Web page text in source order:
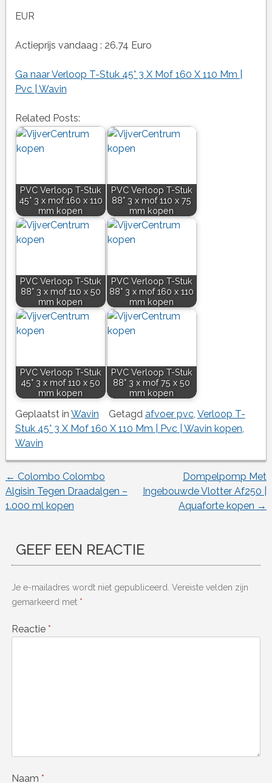
EUR
Actieprijs vandaag : 26.74 Euro
Ga naar Verloop T-Stuk 45° 3 X Mof 160 X 110 Mm |
Pvc | Wavin
Related Posts:
PVC Verloop T-Stuk
45° 3 x mof 160 x 110
mm kopen
PVC Verloop T-Stuk
88° 3 x mof 110 x 75
mm kopen
PVC Verloop T-Stuk
88° 3 x mof 110 x 50
mm kopen
PVC Verloop T-Stuk
88° 3 x mof 160 x 110
mm kopen
PVC Verloop T-Stuk
45° 3 x mof 110 x 50
mm kopen
PVC Verloop T-Stuk
88° 3 x mof 75 x 50
mm kopen
Geplaatst in Wavin Getagd afvoer pvc, Verloop T-
Stuk 45° 3 X Mof 160 X 110 Mm | Pvc | Wavin kopen
Wavin
Berichtnavigatie
← Colombo Colombo
Algisin Tegen Draadalgen –
1.000 ml kopen
Dompelpomp Met
Ingebouwde Vlotter Af250 |
Aquaforte kopen →
GEEF EEN REACTIE
Je e-mailadres wordt niet gepubliceerd. Vereiste velden zijn
gemarkeerd met *
Reactie *
Naam *